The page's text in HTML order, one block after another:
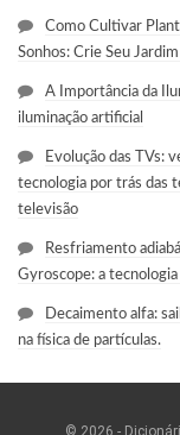
Como Cultivar
Sonhos: Crie Seu
A Importância da
iluminação artificial
Evolução das TVs:
tecnologia por trás das
televisão
Resfriamento
Gyroscope: a
Decaimento alfa:
na física de partículas.
© 2026 -